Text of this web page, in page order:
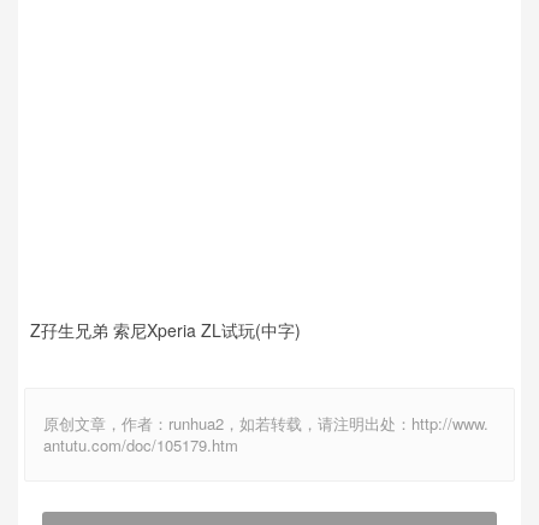
Z孖生兄弟 索尼Xperia ZL试玩(中字)
原创文章，作者：runhua2，如若转载，请注明出处：http://www.
antutu.com/doc/105179.htm